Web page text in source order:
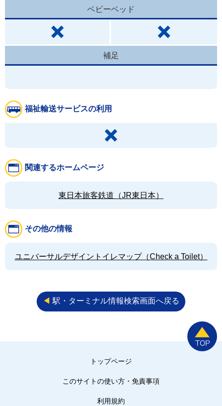
ベビーベッド
補足
福祉輸送サービスの利用
関連するホームページ
東日本旅客鉄道（JR東日本）
その他の情報
ユニバーサルデザイントイレマップ（Check a Toilet）
◀︎ 駅・ターミナル情報検索画面へ戻る
トップページ
このサイトの使い方・免責事項
利用規約